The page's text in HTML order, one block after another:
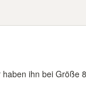
ihn bei Größe